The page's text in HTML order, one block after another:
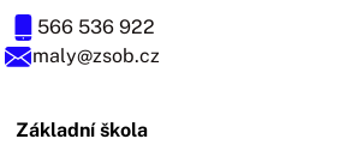
maly@zsob.cz
566 536 922
Základní škola